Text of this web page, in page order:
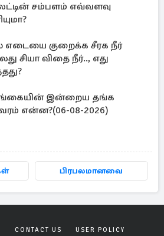
சம்பளம் எவ்வளவு
எடையை குறைக்க சீரக நீர்
சியா விதை நீர்.., எது
இன்றைய தங்க
என்ன?(06-08-2026)
பிரபலமானவை
CONTACT US USER POLICY